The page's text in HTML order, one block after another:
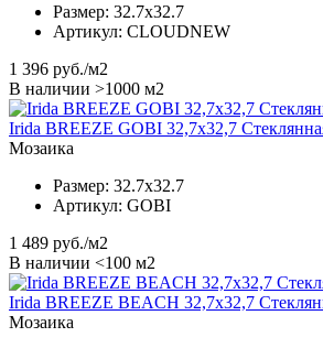
Размер: 32.7x32.7
Артикул: CLOUDNEW
1 396 руб./м2
В наличии >1000 м2
Irida BREEZE GOBI 32,7x32,7
Мозаика
Размер: 32.7x32.7
Артикул: GOBI
1 489 руб./м2
В наличии <100 м2
Irida BREEZE BEACH 32,7x32,7
Мозаика